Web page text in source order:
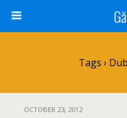
Tags ›
OCTOBER 23, 2012